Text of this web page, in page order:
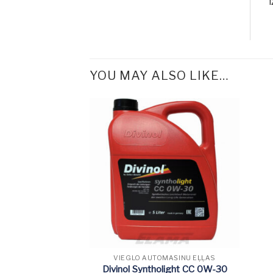
YOU MAY ALSO LIKE…
VIEGLO AUTOMAŠĪNU EĻĻAS
Divinol Syntholight CC 0W-30